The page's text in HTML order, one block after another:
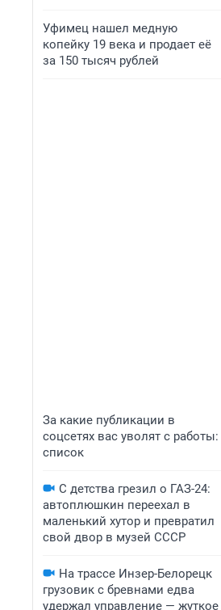
Уфимец нашел медную
копейку 19 века и продает её
за 150 тысяч рублей
За какие публикации в
соцсетях вас уволят с работы:
список
С детства грезил о ГАЗ-24:
автоплюшкин переехал в
маленький хутор и превратил
свой двор в музей СССР
На трассе Инзер-Белорецк
грузовик с бревнами едва
удержал управление — жуткое